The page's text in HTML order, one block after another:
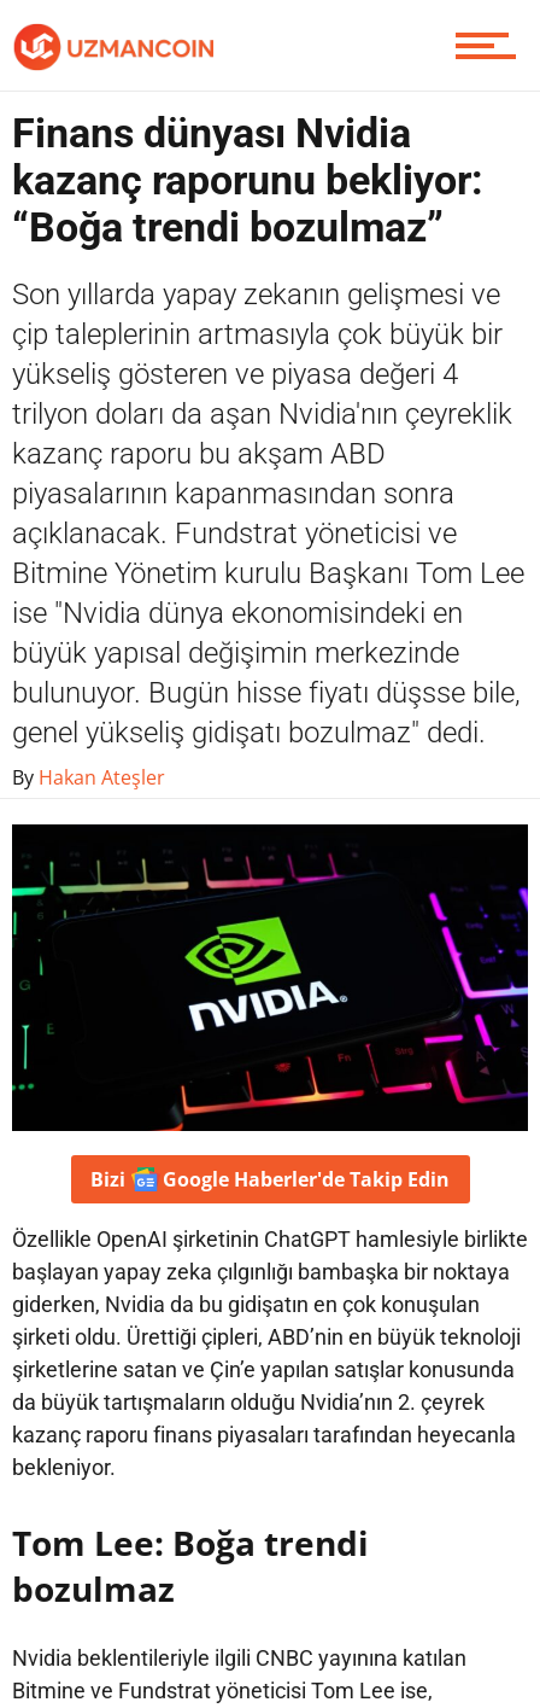
Piyasa
Soru Sor
Contact / İletişim
Finans dünyası Nvidia
kazanç raporunu bekliyor:
“Boğa trendi bozulmaz”
Son yıllarda yapay zekanın gelişmesi ve
çip taleplerinin artmasıyla çok büyük bir
yükseliş gösteren ve piyasa değeri 4
trilyon doları da aşan Nvidia'nın çeyreklik
kazanç raporu bu akşam ABD
piyasalarının kapanmasından sonra
açıklanacak. Fundstrat yöneticisi ve
Bitmine Yönetim kurulu Başkanı Tom Lee
ise "Nvidia dünya ekonomisindeki en
büyük yapısal değişimin merkezinde
bulunuyor. Bugün hisse fiyatı düşsse bile,
genel yükseliş gidişatı bozulmaz" dedi.
By Hakan Ateşler
Bizi Google Haberler'deTakip Edin
Özellikle OpenAI şirketinin ChatGPT hamlesiyle birlikte
başlayan yapay zeka çılgınlığı bambaşka bir noktaya
giderken, Nvidia da bu gidişatın en çok konuşulan
şirketi oldu. Ürettiği çipleri, ABD’nin en büyük teknoloji
şirketlerine satan ve Çin’e yapılan satışlar konusunda
da büyük tartışmaların olduğu Nvidia’nın 2. çeyrek
kazanç raporu finans piyasaları tarafından heyecanla
bekleniyor.
Tom Lee: Boğa trendi
bozulmaz
Nvidia beklentileriyle ilgili CNBC yayınına katılan
Bitmine ve Fundstrat yöneticisi Tom Lee ise,